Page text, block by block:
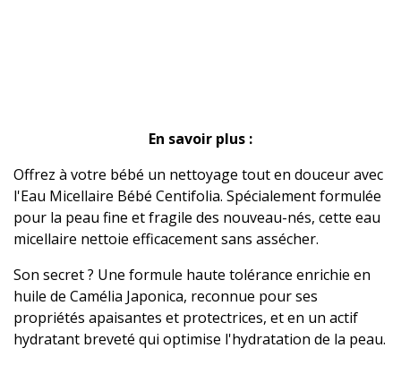
En savoir plus :
Offrez à votre bébé un nettoyage tout en douceur avec
l'Eau Micellaire Bébé Centifolia. Spécialement formulée
pour la peau fine et fragile des nouveau-nés, cette eau
micellaire nettoie efficacement sans assécher.
Son secret ? Une formule haute tolérance enrichie en
huile de Camélia Japonica, reconnue pour ses
propriétés apaisantes et protectrices, et en un actif
hydratant breveté qui optimise l'hydratation de la peau.